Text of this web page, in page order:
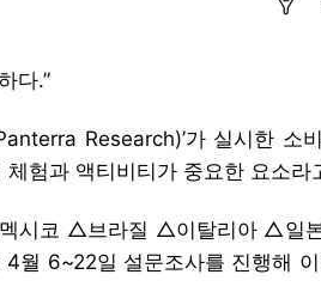
다.”
Research)’가 실시한 소
험과 액티비티가 중요한 요소라
시코 △브라질 △이탈리아 △일
월 6~22일 설문조사를 진행해